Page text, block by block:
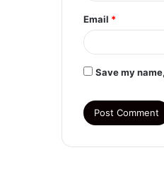
Email *
Save my